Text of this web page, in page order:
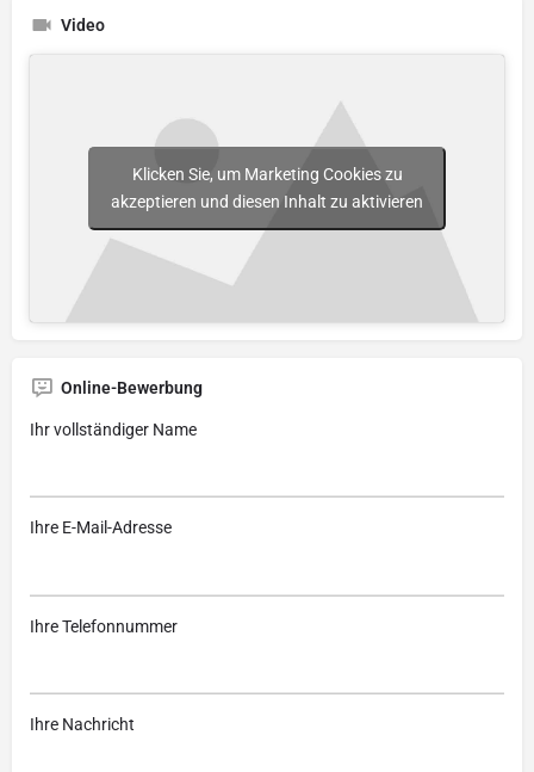
Video
Klicken Sie, um Marketing Cookies zu
akzeptieren und diesen Inhalt zu aktivieren
Online-Bewerbung
Ihr vollständiger Name
Ihre E-Mail-Adresse
Ihre Telefonnummer
Ihre Nachricht